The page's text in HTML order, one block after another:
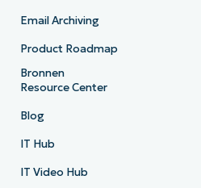
Email Archiving
Product Roadmap
Bronnen
Resource Center
Blog
IT Hub
IT Video Hub